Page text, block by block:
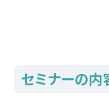
セミナーの内